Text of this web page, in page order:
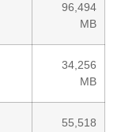
96,494
MB
34,256
MB
55,518